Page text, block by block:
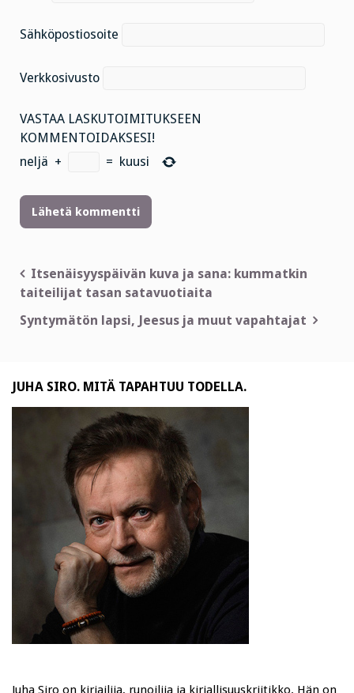
Sähköpostiosoite
Verkkosivusto
VASTAA LASKUTOIMITUKSEEN
KOMMENTOIDAKSESI!
neljä + = kuusi
Artikkelien
selaus
Itsenäisyyspäivän kuva ja sana: kummatkin
taiteilijat tasan satavuotiaita
Syntymätön lapsi, Jeesus ja muut vapahtajat
JUHA SIRO. MITÄ TAPAHTUU TODELLA.
Juha Siro on kirjailija, runoilija ja kirjallisuuskriitikko. Hän on